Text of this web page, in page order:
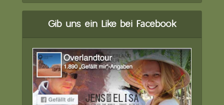
Gib uns ein Like bei Facebook